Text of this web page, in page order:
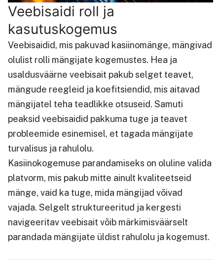
Veebisaidi roll ja
kasutuskogemus
Veebisaidid, mis pakuvad kasiinomänge, mängivad
olulist rolli mängijate kogemustes. Hea ja
usaldusväärne veebisait pakub selget teavet,
mängude reegleid ja koefitsiendid, mis aitavad
mängijatel teha teadlikke otsuseid. Samuti
peaksid veebisaidid pakkuma tuge ja teavet
probleemide esinemisel, et tagada mängijate
turvalisus ja rahulolu.
Kasiinokogemuse parandamiseks on oluline valida
platvorm, mis pakub mitte ainult kvaliteetseid
mänge, vaid ka tuge, mida mängijad võivad
vajada. Selgelt struktureeritud ja kergesti
navigeeritav veebisait võib märkimisväärselt
parandada mängijate üldist rahulolu ja kogemust.